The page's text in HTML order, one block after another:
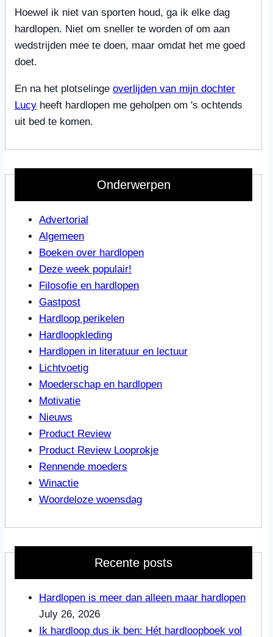
Hoewel ik niet van sporten houd, ga ik elke dag
hardlopen. Niet om sneller te worden of om aan
wedstrijden mee te doen, maar omdat het me goed
doet.
En na het plotselinge overlijden van mijn dochter
Lucy heeft hardlopen me geholpen om 's ochtends
uit bed te komen.
Onderwerpen
Advertorial
Algemeen
Boeken over hardlopen
Deze week populair!
Filosofie en hardlopen
Gastpost
Hardloop perikelen
Hardloopkleding
Hardlopen in literatuur en lectuur
Lichtvoetig
Moederschap en hardlopen
Motivatie
Nieuws
Product Review
Product Review Looprokje
Rennende moeders
Winactie
Woordeloze woensdag
Recente posts
Hardlopen is meer dan alleen maar hardlopen
July 26, 2026
Ik hardloop dus ik ben: Hét hardloopboek vol